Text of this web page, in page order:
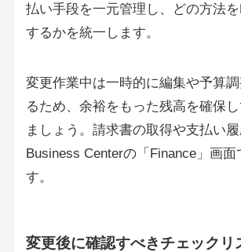
払い手段を一元管理し、どの方法
するかを統一します。
変更作業中は一時的に編集や予算
るため、余裕をもった残高を確保
ましょう。請求書の取得や支払い履
Business Centerの「Finance」画面
す。
変更後に確認すべきチェックリ